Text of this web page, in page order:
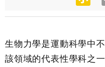
生物力學是運動科學中
該領域的代表性學科之